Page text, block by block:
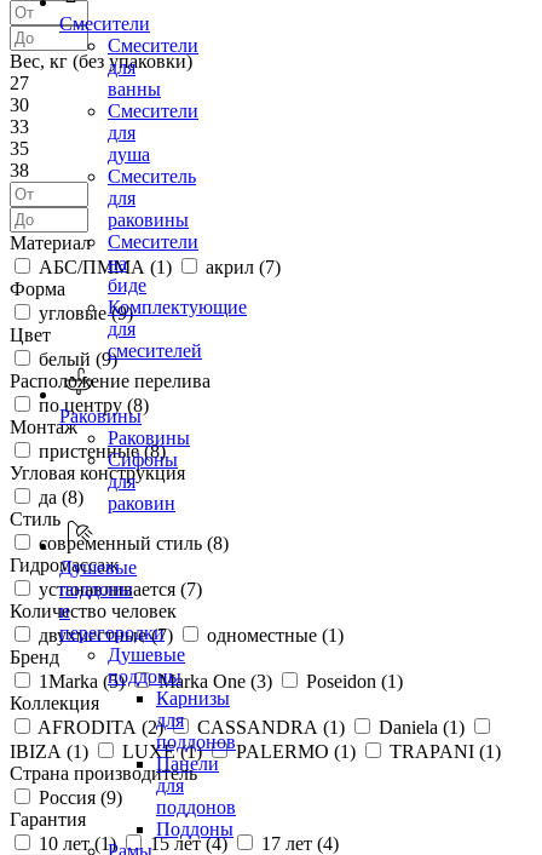
Смесители
Смесители
для
ванны
Смесители
для
душа
Смеситель
для
раковины
Смесители
на
биде
Комплектующие
для
смесителей
Раковины
Раковины
Сифоны
для
раковин
Душевые
поддоны
и
перегородки
Душевые
поддоны
Карнизы
для
поддонов
Панели
для
поддонов
Поддоны
Вес, кг (без упаковки)
27
30
33
35
38
Материал
АБС/ПММА (1) акрил (7)
Форма
угловые (9)
Цвет
белый (9)
Расположение перелива
по центру (8)
Монтаж
пристенные (8)
Угловая конструкция
да (8)
Стиль
современный стиль (8)
Гидромассаж
устанавливается (7)
Количество человек
двухместные (7) одноместные (1)
Бренд
1Marka (5) Marka One (3) Poseidon (1)
Коллекция
AFRODITA (2) CASSANDRA (1) Daniela (1)
IBIZA (1) LUXE (1) PALERMO (1) TRAPANI (1)
Страна производитель
Россия (9)
Гарантия
10 лет (1) 15 лет (4) 17 лет (4)